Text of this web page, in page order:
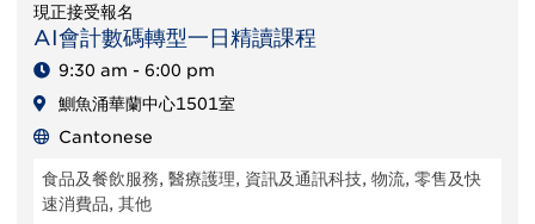
現正接受報名
AI會計數碼轉型一日精讀課程
9:30 am - 6:00 pm
鰂魚涌華蘭中心1501室
Cantonese
食品及餐飲服務, 醫療護理, 資訊及通訊科技, 物流, 零售及快
速消費品, 其他